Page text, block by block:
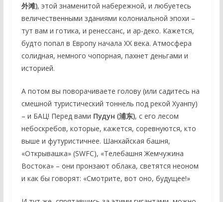
外滩), этой знаменитой набережной, и любуетесь
величественными зданиями колониальной эпохи –
тут вам и готика, и ренессанс, и ар-деко. Кажется,
будто попал в Европу начала XX века. Атмосфера
солидная, немного чопорная, пахнет деньгами и
историей.
А потом вы поворачиваете голову (или садитесь на
смешной туристический тоннель под рекой Хуанпу)
– и БАЦ! Перед вами Пудун (浦东), с его лесом
небоскребов, которые, кажется, соревнуются, кто
выше и футуристичнее. Шанхайская башня,
«Открывашка» (SWFC), «Телебашня Жемчужина
Востока» – они пронзают облака, светятся неоном
и как бы говорят: «Смотрите, вот оно, будущее!»